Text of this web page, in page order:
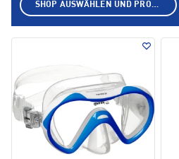
SHOP AUSWÄHLEN UND PRODUKTE ANZEIGEN